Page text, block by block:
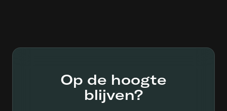
Op de hoogte
blijven?